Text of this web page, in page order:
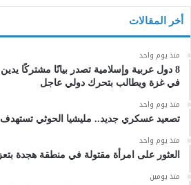
أخر المقالات
منذ يوم واحد
8 دول عربية وإسلامية تصدر بيانًا مشتركًا يدين
في غزة ويطالب بتحرك دولي عاجل
منذ يوم واحد
تصعيد عسكري جديد.. مليشيا الحوثي
منذ يوم واحد
العثور على امرأة مقتولة في منطقة هجدة بتعز
منذ يومين